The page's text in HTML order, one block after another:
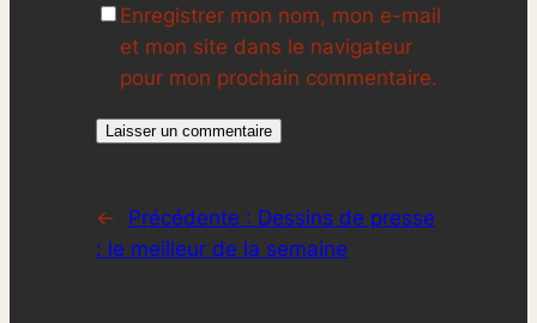
Enregistrer mon nom, mon e-mail
et mon site dans le navigateur
pour mon prochain commentaire.
← Précédente : Dessins de presse
: le meilleur de la semaine